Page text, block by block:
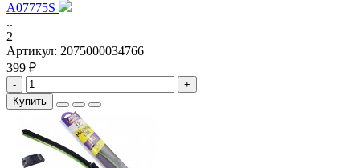
A07775S
..
2
Артикул: 2075000034766
399 ₽
-
+
Купить